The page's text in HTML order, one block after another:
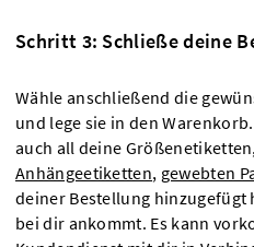
Schritt 3: Schließe deine
Wähle anschließend die
und lege sie in den
auch all deine Größenetiketten,
Anhängeetiketten, gewebten
deiner Bestellung hinzugefügt
bei dir ankommt. Es kann